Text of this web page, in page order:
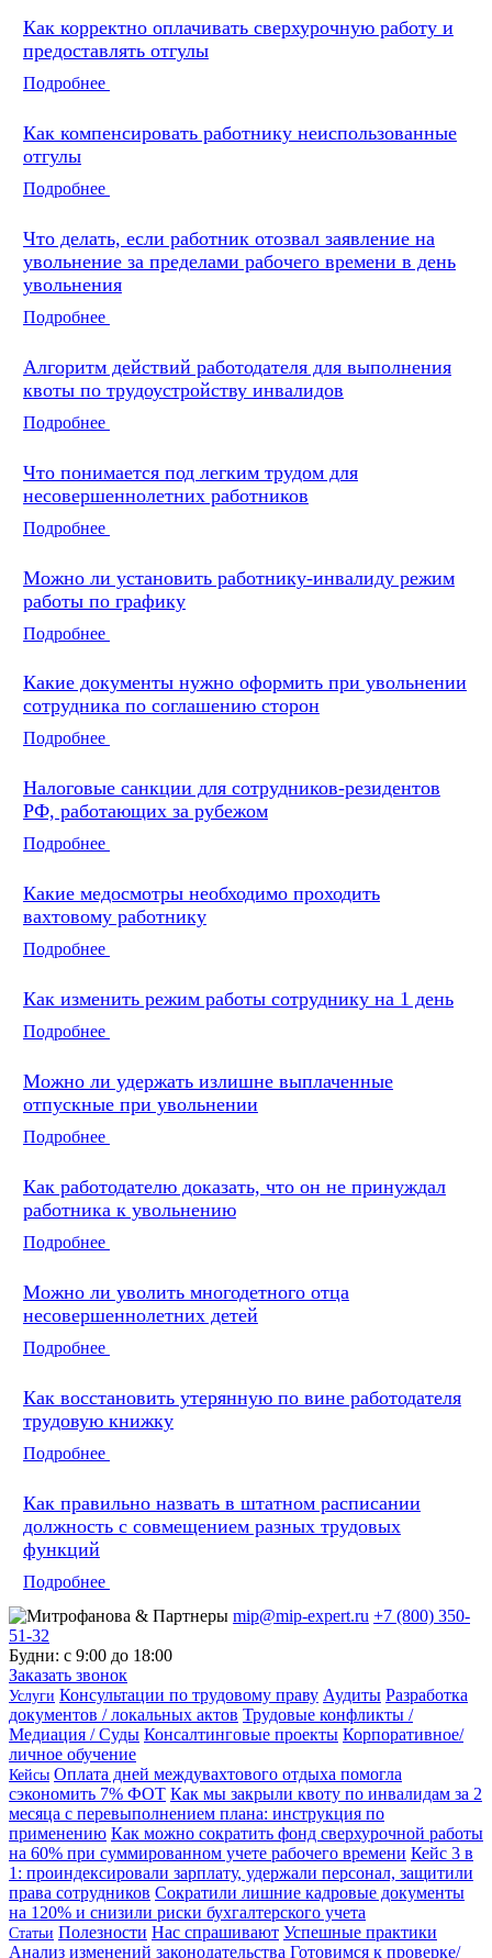
Как корректно оплачивать сверхурочную работу и
предоставлять отгулы
Подробнее
Как компенсировать работнику неиспользованные
отгулы
Подробнее
Что делать, если работник отозвал заявление на
увольнение за пределами рабочего времени в день
увольнения
Подробнее
Алгоритм действий работодателя для выполнения
квоты по трудоустройству инвалидов
Подробнее
Что понимается под легким трудом для
несовершеннолетних работников
Подробнее
Можно ли установить работнику-инвалиду режим
работы по графику
Подробнее
Какие документы нужно оформить при увольнении
сотрудника по соглашению сторон
Подробнее
Налоговые санкции для сотрудников-резидентов
РФ, работающих за рубежом
Подробнее
Какие медосмотры необходимо проходить
вахтовому работнику
Подробнее
Как изменить режим работы сотруднику на 1 день
Подробнее
Можно ли удержать излишне выплаченные
отпускные при увольнении
Подробнее
Как работодателю доказать, что он не принуждал
работника к увольнению
Подробнее
Можно ли уволить многодетного отца
несовершеннолетних детей
Подробнее
Как восстановить утерянную по вине работодателя
трудовую книжку
Подробнее
Как правильно назвать в штатном расписании
должность с совмещением разных трудовых
функций
Подробнее
mip@mip-expert.ru +7 (800) 350-
51-32
Будни: с 9:00 до 18:00
Заказать звонок
Услуги Консультации по трудовому праву Аудиты Разработка
документов / локальных актов Трудовые конфликты /
Медиация / Суды Консалтинговые проекты Корпоративное/
личное обучение
Кейсы Оплата дней междувахтового отдыха помогла
сэкономить 7% ФОТ Как мы закрыли квоту по инвалидам за 2
месяца с перевыполнением плана: инструкция по
применению Как можно сократить фонд сверхурочной работы
на 60% при суммированном учете рабочего времени Кейс 3 в
1: проиндексировали зарплату, удержали персонал, защитили
права сотрудников Сократили лишние кадровые документы
на 120% и снизили риски бухгалтерского учета
Статьи Полезности Нас спрашивают Успешные практики
Анализ изменений законодательства Готовимся к проверке/